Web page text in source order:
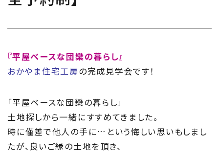
トップページ
住まい夢ネットとは
ウッド・コミュ二ケーション
Philosophy
私たちの目指す家づくり
『平屋ベースな団欒の暮らし』
おかやま住宅工房の完成見学会です！
「平屋ベースな団欒の暮らし」
土地探しから一緒にすすめてきました。
時に僅差で他人の手に…という悔しい思いもしまし
たが、良いご縁の土地を頂き、